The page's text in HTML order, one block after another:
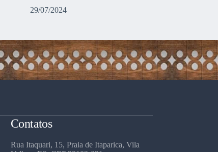
29/07/2024
Contatos
Rua Itaquari, 15, Praia de Itaparica, Vila